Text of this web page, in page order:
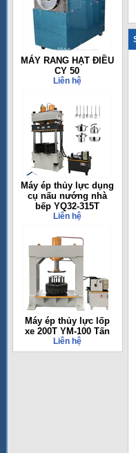
MÁY RANG HẠT ĐIỀU
CY 50
Liên hệ
Máy ép thủy lực dụng
cụ nấu nướng nhà
bếp YQ32-315T
Liên hệ
Máy ép thủy lực lốp
xe 200T YM-100 Tấn
Liên hệ